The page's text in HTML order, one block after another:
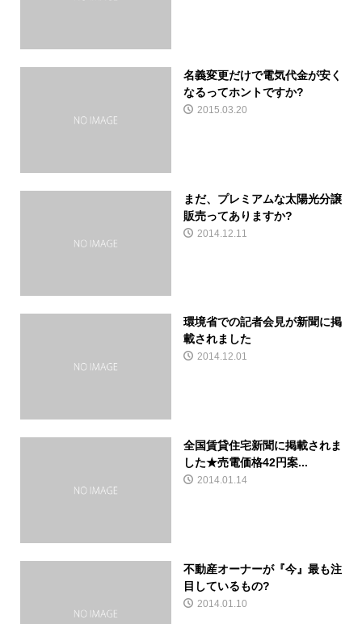
名義変更だけで電気代金が安く
なるってホントですか?
2015.03.20
まだ、プレミアムな太陽光分譲
販売ってありますか?
2014.12.11
環境省での記者会見が新聞に掲
載されました
2014.12.01
全国賃貸住宅新聞に掲載されま
した★売電価格42円案...
2014.01.14
不動産オーナーが『今』最も注
目しているもの?
2014.01.10